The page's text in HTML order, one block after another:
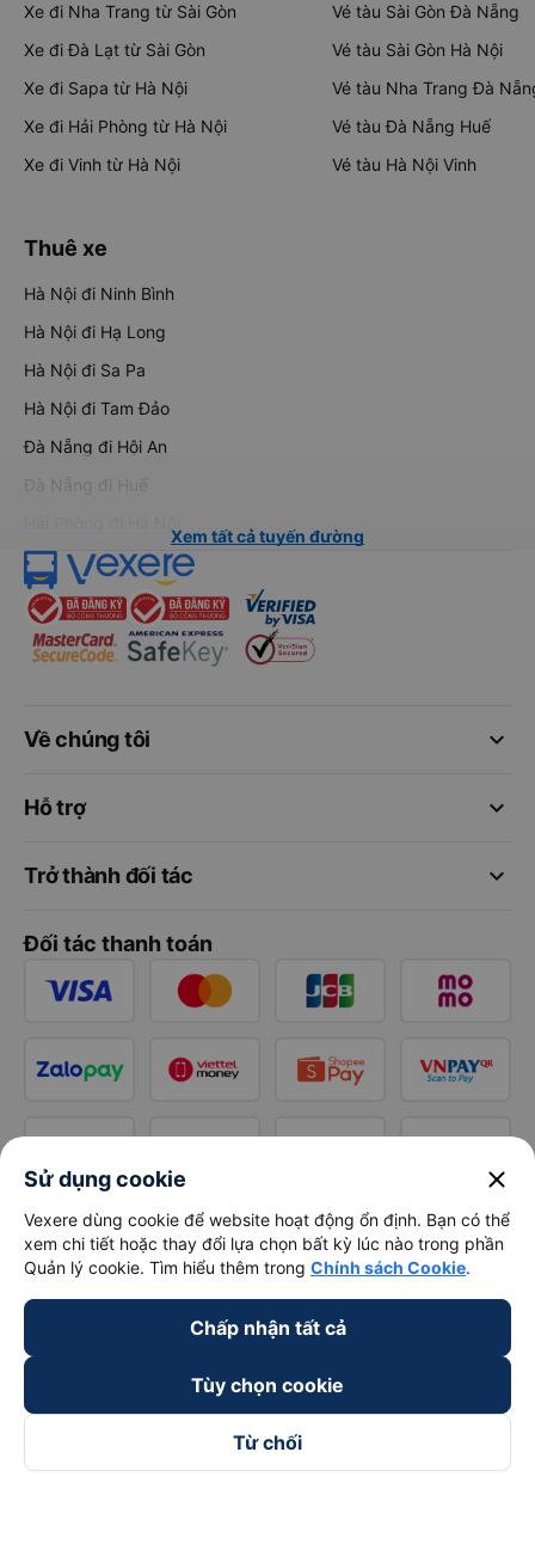
Xe đi Nha Trang từ Sài Gòn
Xe đi Đà Lạt từ Sài Gòn
Xe đi Sapa từ Hà Nội
Xe đi Hải Phòng từ Hà Nội
Xe đi Vinh từ Hà Nội
Vé tàu Sài Gòn Đà Nẵng
Vé tàu Sài Gòn Hà Nội
Vé tàu Nha Trang Đà
Vé tàu Đà Nẵng Huế
Vé tàu Hà Nội Vinh
Thuê xe
Hà Nội đi Ninh Bình
Hà Nội đi Hạ Long
Hà Nội đi Sa Pa
Hà Nội đi Tam Đảo
Đà Nẵng đi Hội An
Đà Nẵng đi Huế
Xem tất cả tuyến đường
keyboard_arrow_down
Về chúng tôi
keyboard_arrow_down
Hỗ trợ
keyboard_arrow_down
Trở thành đối tác
Đối tác thanh toán
Sử dụng cookie close
Vexere dùng cookie để website hoạt động ổn định. Bạn có thể
xem chi tiết hoặc thay đổi lựa chọn bất kỳ lúc nào trong phần
Quản lý cookie. Tìm hiểu thêm trong Chính sách Cookie.
Chấp nhận tất cả
Tùy chọn cookie
Từ chối